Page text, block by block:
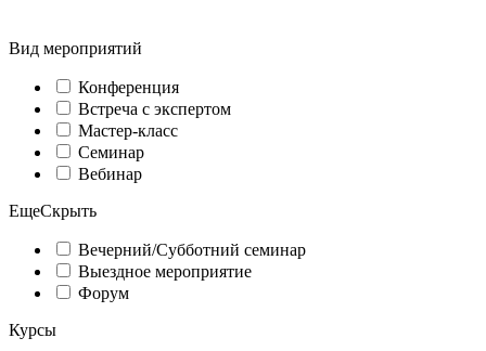
Вид мероприятий
Конференция
Встреча с экспертом
Мастер-класс
Семинар
Вебинар
ЕщеСкрыть
Вечерний/Субботний семинар
Выездное мероприятие
Форум
Курсы